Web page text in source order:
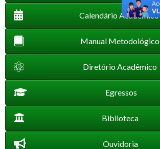
Calendário Acadêmico
Manual Metodológico
Diretório Acadêmico
Egressos
Biblioteca
Ouvidoria